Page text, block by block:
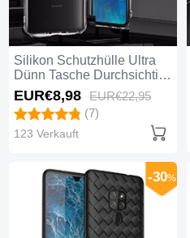
Silikon Schutzhülle Ultra
Dünn Tasche Durchsichtig
Transparent K02 für
Huawei Mate 20 Klar
EUR€8,98 EUR€22,95
(7)
123 Verkauft
-30%